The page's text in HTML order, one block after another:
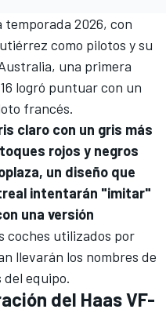
temporada 2026, con
como pilotos y su
una primera
logró puntuar con un
francés.
claro con un gris más
rojos y negros
un diseño que
intentarán "imitar"
una versión
coches utilizados por
llevarán los nombres de
equipo.
del Haas VF-